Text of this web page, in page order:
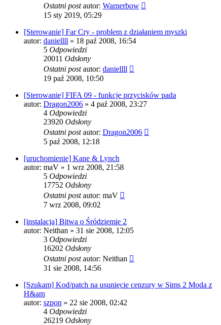
Ostatni postautor: Warnerbow
15 sty 2019, 05:29
[Sterowanie] Far Cry - problem z działaniem myszki
autor: daniellll » 18 paź 2008, 16:54
5 Odpowiedzi
20011 Odsłony
Ostatni postautor: daniellll
19 paź 2008, 10:50
[Sterowanie] FIFA 09 - funkcje przycisków pada
autor: Dragon2006 » 4 paź 2008, 23:27
4 Odpowiedzi
23920 Odsłony
Ostatni postautor: Dragon2006
5 paź 2008, 12:18
[uruchomienie] Kane & Lynch
autor: maV » 1 wrz 2008, 21:58
5 Odpowiedzi
17752 Odsłony
Ostatni postautor: maV
7 wrz 2008, 09:02
[instalacja] Bitwa o Śródziemie 2
autor: Neithan » 31 sie 2008, 12:05
3 Odpowiedzi
16202 Odsłony
Ostatni postautor: Neithan
31 sie 2008, 14:56
[Szukam] Kod/patch na usunięcie cenzury w Sims 2 Moda z
H&am
autor: szpon » 22 sie 2008, 02:42
4 Odpowiedzi
26219 Odsłony